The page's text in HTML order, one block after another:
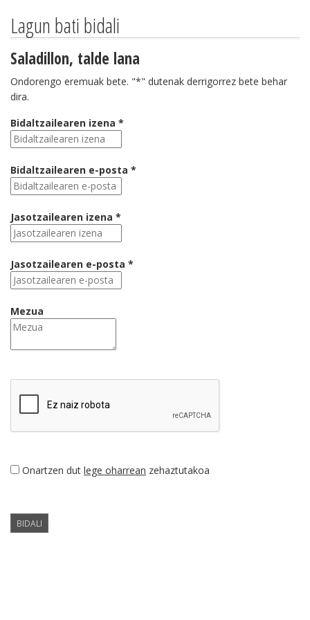
Lagun bati bidali
Saladillon, talde lana
Ondorengo eremuak bete. "*" dutenak derrigorrez bete behar
dira.
Bidaltzailearen izena *
Bidaltzailearen e-posta *
Jasotzailearen izena *
Jasotzailearen e-posta *
Mezua
Onartzen dut lege oharrean zehaztutakoa
BIDALI